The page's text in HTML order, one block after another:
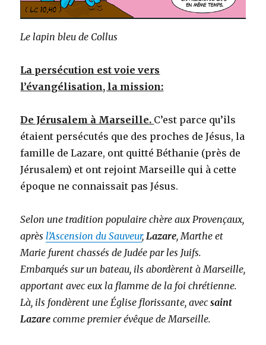
Le lapin bleu de Collus
La persécution est voie vers
l’évangélisation, la mission:
De Jérusalem à Marseille. C’est parce qu’ils
étaient persécutés que des proches de Jésus, la
famille de Lazare, ont quitté Béthanie (près de
Jérusalem) et ont rejoint Marseille qui à cette
époque ne connaissait pas Jésus.
Selon une tradition populaire chère aux Provençaux,
aprèsl’Ascension du Sauveur, Lazare, Marthe et
Marie furent chassés de Judée par les Juifs.
Embarqués sur un bateau, ils abordèrent à Marseille,
apportant avec eux la flamme de la foi chrétienne.
Là, ils fondèrent une Église florissante, avecsaint
Lazare comme premier évêque de Marseille.